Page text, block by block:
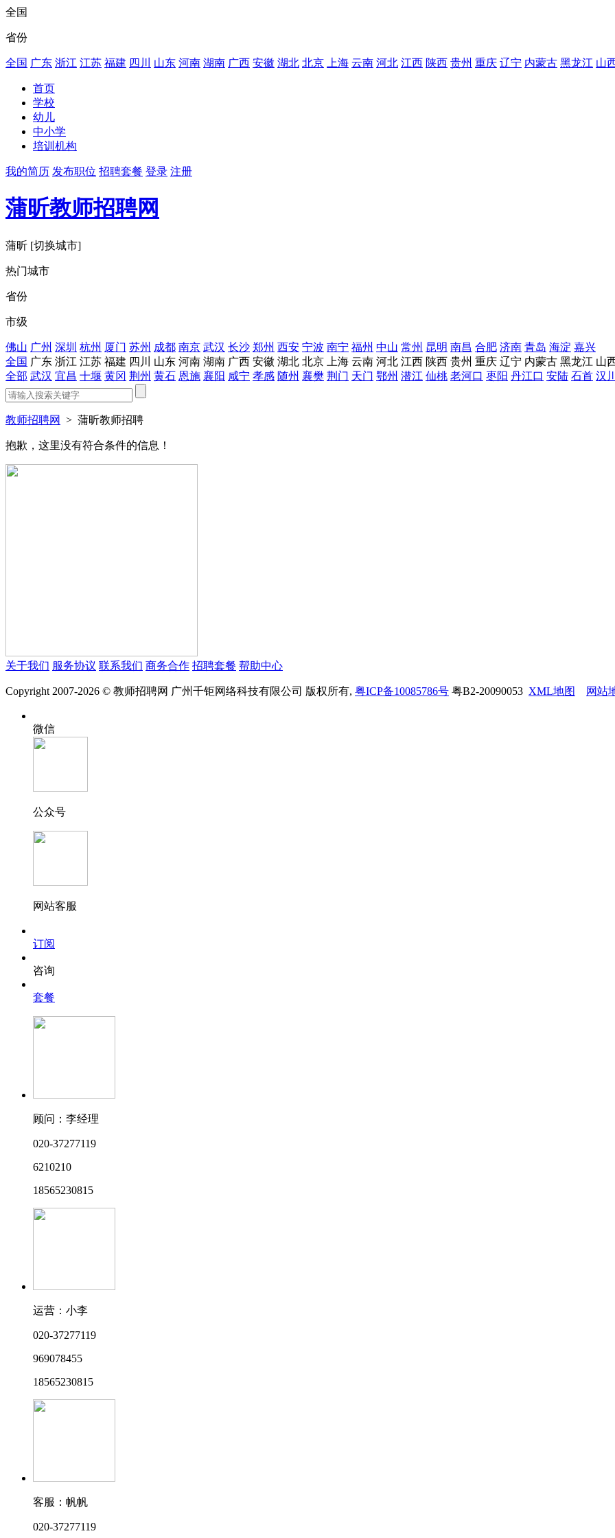
全国
省份
全国 广东 浙江 江苏 福建 四川 山东 河南 湖南 广西 安徽 湖北 北京 上海 云南 河北 江西 陕西 贵州 重庆 辽宁 内蒙古 黑龙江 山
首页
学校
幼儿
中小学
培训机构
我的简历 发布职位 招聘套餐 登录 注册
蒲昕教师招聘网
蒲昕 [切换城市]
热门城市
省份
市级
佛山 广州 深圳 杭州 厦门 苏州 成都 南京 武汉 长沙 郑州 西安 宁波 南宁 福州 中山 常州 昆明 南昌 合肥 济南 青岛 海淀 嘉兴
全国 广东 浙江 江苏 福建 四川 山东 河南 湖南 广西 安徽 湖北 北京 上海 云南 河北 江西 陕西 贵州 重庆 辽宁 内蒙古 黑龙江 山
全部 武汉 宜昌 十堰 黄冈 荆州 黄石 恩施 襄阳 咸宁 孝感 随州 襄樊 荆门 天门 鄂州 潜江 仙桃 老河口 枣阳 丹江口 安陆 石首 汉
教师招聘网 > 蒲昕教师招聘
抱歉，这里没有符合条件的信息！
关于我们 服务协议 联系我们 商务合作 招聘套餐 帮助中心
Copyright 2007-2026 © 教师招聘网 广州千钜网络科技有限公司 版权所有, 粤ICP备10085786号 粤B2-20090053 XML地图 网站
微信
公众号
网站客服
订阅
咨询
套餐
顾问：李经理
020-37277119
6210210
18565230815
运营：小李
020-37277119
969078455
18565230815
客服：帆帆
020-37277119